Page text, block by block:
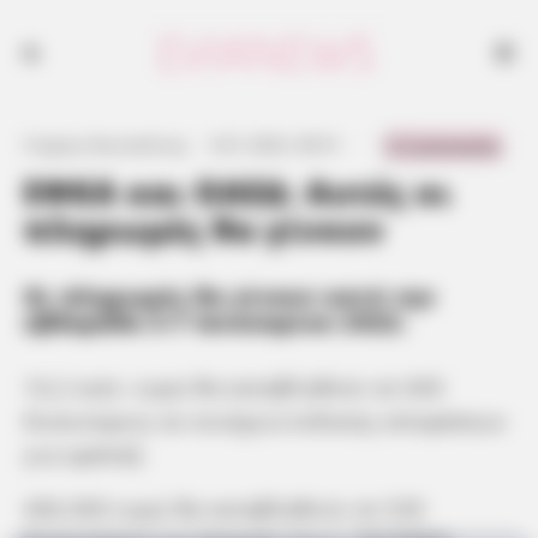
ΕΦΚΑ και ΟΑΕΔ: Αυτές οι
πληρωμές θα γίνουν
Οι πληρωμές θα γίνουν κατά την
εβδομάδα 3-7 Ιανουαρίου 2022.